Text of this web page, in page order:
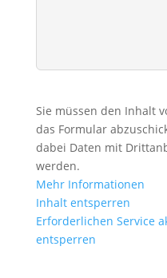
Sie müssen den Inhalt
das Formular
dabei Daten mit
werden.
Mehr Informationen
Inhalt entsperren
Erforderlichen Service
entsperren